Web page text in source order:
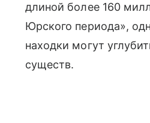
длиной более 160
Юрского периода»,
находки могут
существ.